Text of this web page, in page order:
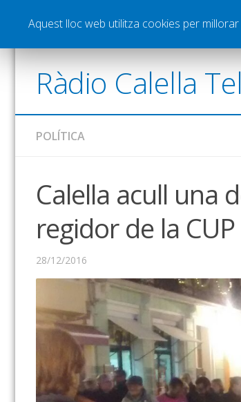
Notícies Esports Pòdcasts
Ràdio Calella
POLÍTICA
Calella acull una
regidor de la
28/12/2016
Aquest lloc web utilitza cookies per